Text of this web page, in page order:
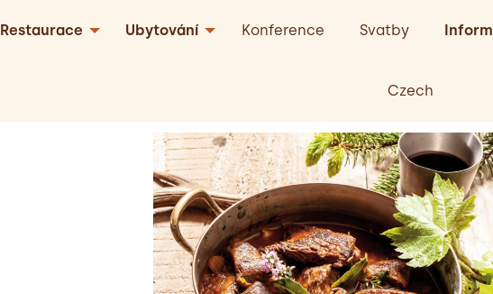
Restaurace Ubytování Konference Svatby
Czech